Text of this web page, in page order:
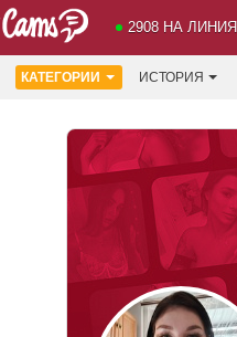
2908 НА ЛИНИЯ
КАТЕГОРИИ ИСТОРИЯ